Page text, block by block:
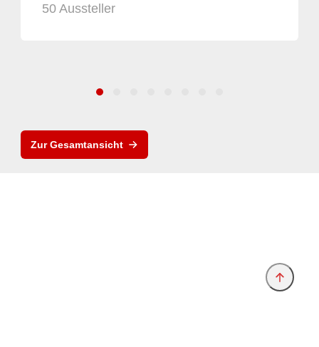
50 Aussteller
Zur Gesamtansicht